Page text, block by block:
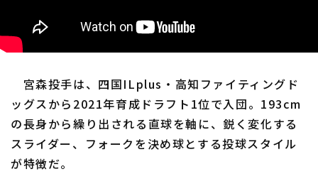
宮森投手は、四国ILplus・高知ファイティングド
ッグスから2021年育成ドラフト1位で入団。193cm
の長身から繰り出される直球を軸に、鋭く変化する
スライダー、フォークを決め球とする投球スタイル
が特徴だ。